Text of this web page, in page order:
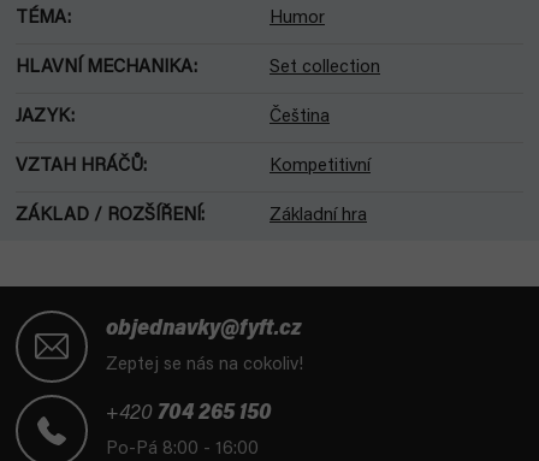
TÉMA: Humor
HLAVNÍ MECHANIKA: Set collection
JAZYK: Čeština
VZTAH HRÁČŮ: Kompetitivní
ZÁKLAD / ROZŠÍŘENÍ: Základní hra
objednavky@fyft.cz
Zeptej se nás na cokoliv!
+420 704 265 150
Po-Pá 8:00 - 16:00